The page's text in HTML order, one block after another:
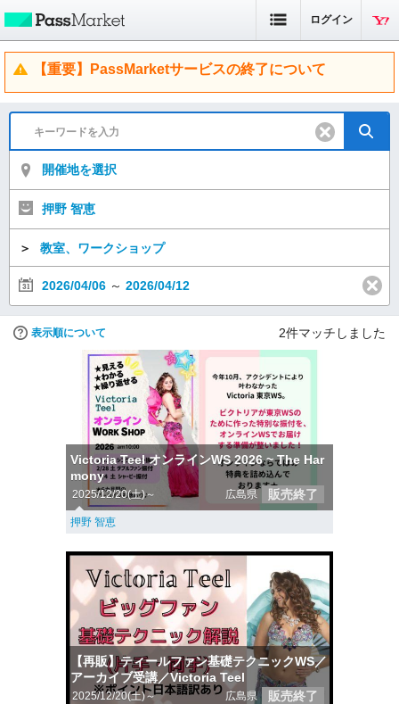
ログイン
【重要】PassMarketサービスの終了について
開催地を選択
押野 智恵
＞ 教室、ワークショップ
2026/04/06 ～ 2026/04/12
表示順について 2件マッチしました
Victoria Teel オンラインWS 2026 ~ The Har
mony
2025/12/20(土)～ 広島県 販売終了
押野 智恵
【再販】ティールファン基礎テクニックWS／
アーカイブ受講／Victoria Teel
2025/12/20(土)～ 広島県 販売終了